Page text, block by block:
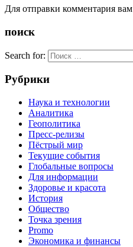
Для отправки комментария
поиск
Search for:
Рубрики
Наука и технологии
Аналитика
Геополитика
Пресс-релизы
Пёстрый мир
Текущие события
Глобальные вопросы
Для информации
Здоровье и красота
История
Общество
Точка зрения
Promo
Экономика и финансы